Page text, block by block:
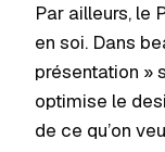
Par ailleurs, le
en soi. Dans
présentation »
optimise le
de ce qu’on